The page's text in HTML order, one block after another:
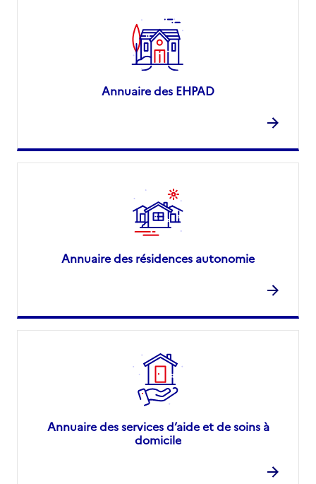
Annuaire des EHPAD
Annuaire des résidences autonomie
Annuaire des services d’aide et de soins à
domicile